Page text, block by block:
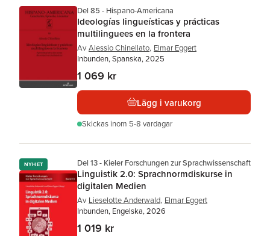
Del 85 - Hispano-Americana
Ideologías lingueísticas y prácticas
multilinguees en la frontera
Av Alessio Chinellato, Elmar Eggert
Inbunden, Spanska, 2025
1 069 kr
Lägg i varukorg
Skickas inom 5-8 vardagar
NYHET Del 13 - Kieler Forschungen zur Sprachwissenschaft
Linguistik 2.0: Sprachnormdiskurse in
digitalen Medien
Av Lieselotte Anderwald, Elmar Eggert
Inbunden, Engelska, 2026
1 019 kr